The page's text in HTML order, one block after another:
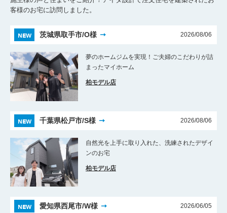
客様のお宅に訪問しました。
NEW 茨城県取手市/O様 2026/08/06
夢のホームジムを実現！ご夫婦のこだわりが詰
まったマイホーム
柏モデル店
NEW 千葉県松戸市/S様 2026/08/06
自然光を上手に取り入れた、洗練されたデザイ
ンのお宅
柏モデル店
NEW 愛知県西尾市/W様 2026/06/05